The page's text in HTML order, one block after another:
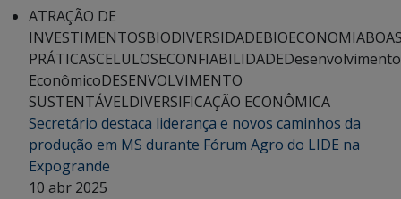
ATRAÇÃO DE
INVESTIMENTOSBIODIVERSIDADEBIOECONOMIA
PRÁTICASCELULOSECONFIABILIDADEDesenvolvimento
EconômicoDESENVOLVIMENTO
SUSTENTÁVELDIVERSIFICAÇÃO ECONÔMICA
Secretário destaca liderança e novos caminhos da
produção em MS durante Fórum Agro do LIDE na
Expogrande
10 abr 2025